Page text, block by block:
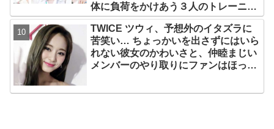
体に負荷をかけあう３人のトレーニン
グ風景がかわいすぎるとファンくぎづ
け
TWICE ツウィ、予想外のイタズラに
苦笑い… ちょっかいを出さずにはいら
れない彼女のかわいさと、仲睦まじい
メンバーのやり取りにファンはほっこ